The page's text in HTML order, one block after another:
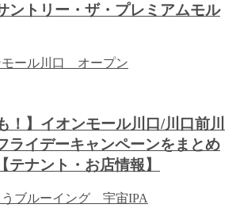
ントリー・ザ・プレミアムモル
！】イオンモール川口/川口前川
ライデーキャンペーンをまとめ
テナント・お店情報】